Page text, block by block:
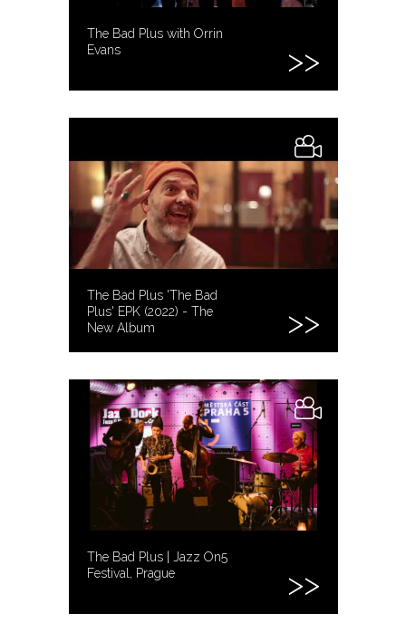
The Bad Plus with Orrin
Evans
The Bad Plus 'The Bad
Plus' EPK (2022) - The
New Album
The Bad Plus | Jazz On5
Festival, Prague